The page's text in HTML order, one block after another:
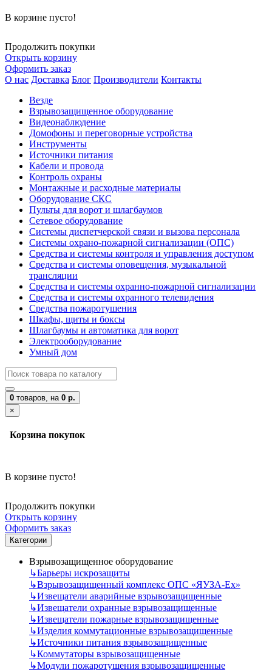
В корзине пусто!
Продолжить покупки
Открыть корзину
Оформить заказ
О нас Доставка Блог Производители Контакты
Везде
Взрывозащищенное оборудование
Видеонаблюдение
Домофоны и переговорные устройства
Инструменты
Источники питания
Кабели и провода
Контроль охраны
Монтажные и расходные материалы
Оборудование СКС
Пульты для ворот и шлагбаумов
Сетевое оборудование
Системы диспетчерской связи и вызова персонала
Системы охрано-пожарной сигнализации (ОПС)
Средства и системы контроля и управления доступом
Средства и системы оповещения, музыкальной
трансляции
Средства и системы охранно-пожарной сигнализации
Средства и системы охранного телевидения
Средства пожаротушения
Шкафы, щиты и боксы
Шлагбаумы и автоматика для ворот
Электрооборудование
Умный дом
0 товаров, на 0 р.
×
Корзина покупок
В корзине пусто!
Продолжить покупки
Открыть корзину
Оформить заказ
Категории
Взрывозащищенное оборудование
↳Барьеры искрозащиты
↳Взрывозащищенный комплекс ОПС «ЯУЗА-Ех»
↳Извещатели аварийные взрывозащищенные
↳Извещатели охранные взрывозащищенные
↳Извещатели пожарные взрывозащищенные
↳Изделия коммутационные взрывозащищенные
↳Источники питания взрывозащищенные
↳Коммутаторы взрывозащищенные
↳Модули пожаротушения взрывозащищенные